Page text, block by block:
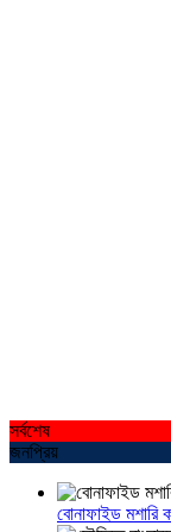
সর্বশেষ
জনপ্রিয়
বোনাফাইড মশারি